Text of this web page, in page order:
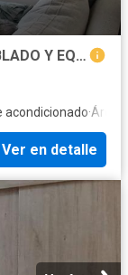
ALQUILER DPTO TOTALMENTE AMOBLADO Y EQUIPADO EN CONDOMINIO LAGUNAS DEL CHIPE - PIURA
acondicionado·Área
Ver en detalle